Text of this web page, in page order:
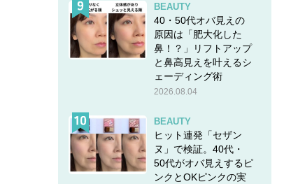
BEAUTY
40・50代オバ見えの
原因は「肥大化した
鼻！？」リフトアップ
と鼻高見えを叶えるシ
ェーディング術
2026.08.04
BEAUTY
ヒット連発「セザン
ヌ」で検証。40代・
50代がオバ見えするピ
ンクとOKピンクの実